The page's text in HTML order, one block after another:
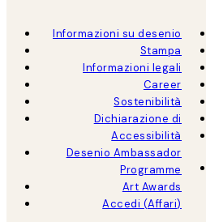
Informazioni su desenio
Stampa
Informazioni legali
Career
Sostenibilità
Dichiarazione di
Accessibilità
Desenio Ambassador
Programme
Art Awards
Accedi (Affari)